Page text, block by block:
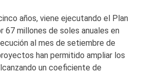
años, viene ejecutando el Plan
67 millones de soles anuales en
al mes de setiembre de
han permitido ampliar los
un coeficiente de